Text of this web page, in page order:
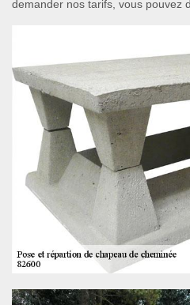
demander nos tarifs, vous pouvez